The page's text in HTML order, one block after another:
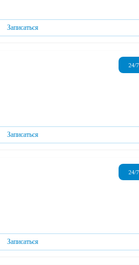
Записаться
24/7
Записаться
24/7
Записаться